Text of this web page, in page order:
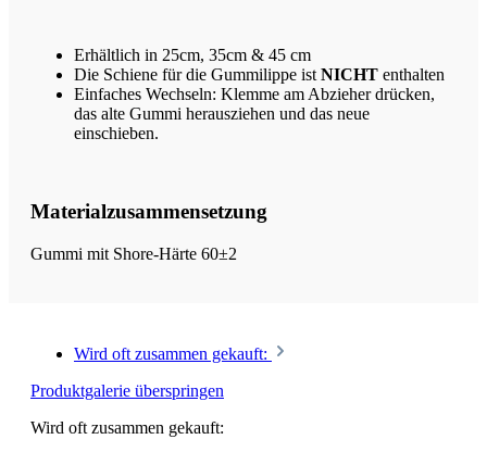
Erhältlich in 25cm, 35cm & 45 cm
Die Schiene für die Gummilippe ist NICHT enthalten
Einfaches Wechseln: Klemme am Abzieher drücken,
das alte Gummi herausziehen und das neue
einschieben.
Materialzusammensetzung
Gummi mit Shore-Härte 60±2
Wird oft zusammen gekauft:
Produktgalerie überspringen
Wird oft zusammen gekauft: